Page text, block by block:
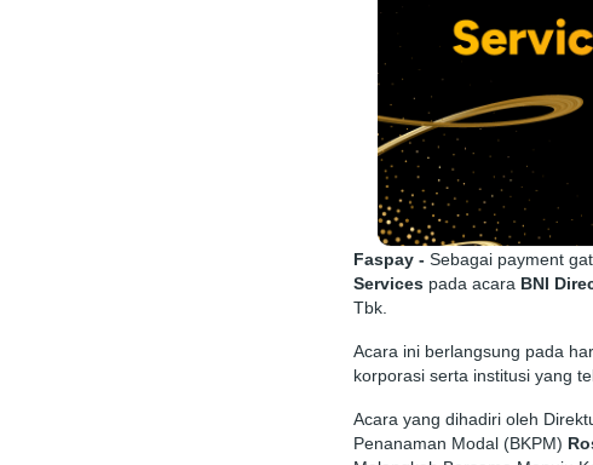
Faspay - Sebagai payment
Services pada acara BNI
Tbk.
Acara ini berlangsung pada
korporasi serta institusi yang
Acara yang dihadiri oleh
Penanaman Modal (BKPM)